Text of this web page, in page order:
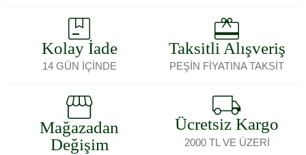
Kolay İade
14 GÜN İÇİNDE
Taksitli Alışveriş
PEŞİN FİYATINA TAKSİT
Mağazadan
Değişim
Ücretsiz Kargo
2000 TL VE ÜZERİ